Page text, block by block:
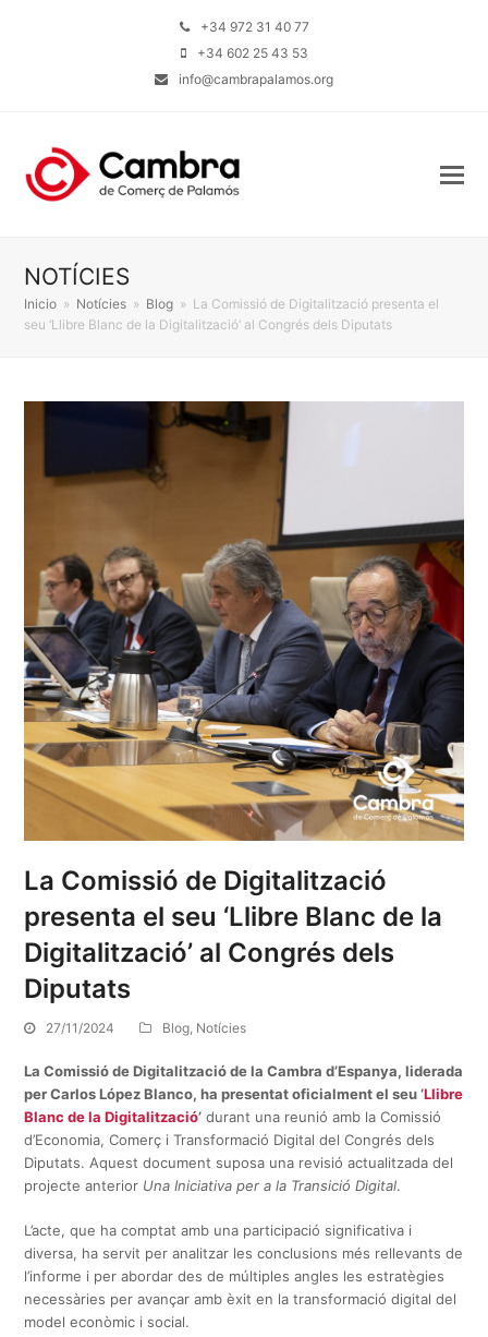
+34 972 31 40 77
+34 602 25 43 53
info@cambrapalamos.org
NOTÍCIES
Inicio » Notícies » Blog » La Comissió de Digitalització presenta el
seu ‘Llibre Blanc de la Digitalització’ al Congrés dels Diputats
La Comissió de Digitalització
presenta el seu ‘Llibre Blanc de la
Digitalització’ al Congrés dels
Diputats
27/11/2024 Blog, Notícies
La Comissió de Digitalització de la Cambra d’Espanya, liderada
per Carlos López Blanco, ha presentat oficialment el seu ‘Llibre
Blanc de la Digitalització’ durant una reunió amb la Comissió
d’Economia, Comerç i Transformació Digital del Congrés dels
Diputats. Aquest document suposa una revisió actualitzada del
projecte anterior Una Iniciativa per a la Transició Digital.
L’acte, que ha comptat amb una participació significativa i
diversa, ha servit per analitzar les conclusions més rellevants de
l’informe i per abordar des de múltiples angles les estratègies
necessàries per avançar amb èxit en la transformació digital del
model econòmic i social.